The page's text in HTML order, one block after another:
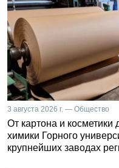
3 августа 2026 г. — Общество
От картона и косметики
химики Горного
крупнейших заводах